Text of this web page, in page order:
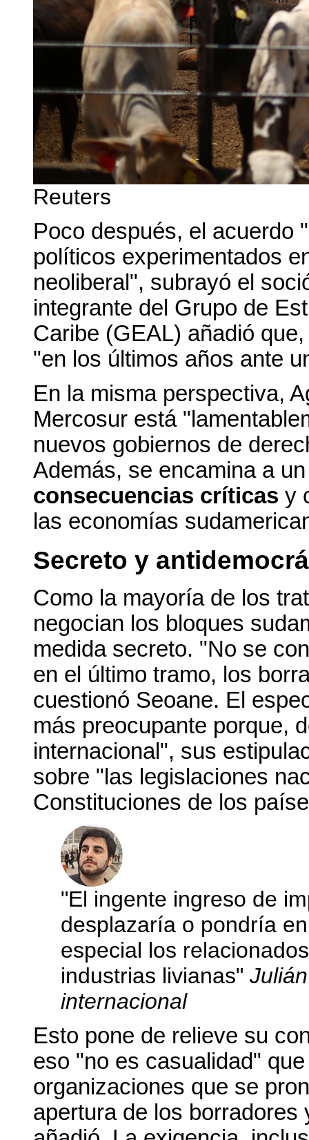
Reuters
Poco después, el acuerdo
políticos experimentados
neoliberal", subrayó el
integrante del Grupo de
Caribe (GEAL) añadió
"en los últimos años ante
En la misma perspectiva,
Mercosur está
nuevos gobiernos de
Además, se encamina a
consecuencias críticas y
las economías
Secreto y
Como la mayoría de los
negocian los bloques
medida secreto. "No se
en el último tramo, los
cuestionó Seoane. El
más preocupante porque,
internacional", sus
sobre "las legislaciones
Constituciones de los
"El ingente ingreso de
desplazaría o pondría
especial los
industrias livianas"
internacional
Esto pone de relieve su
eso "no es casualidad"
organizaciones que se
apertura de los